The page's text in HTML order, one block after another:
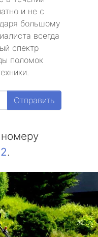
и не с
большому
всегда
спектр
поломок
Отправить
.